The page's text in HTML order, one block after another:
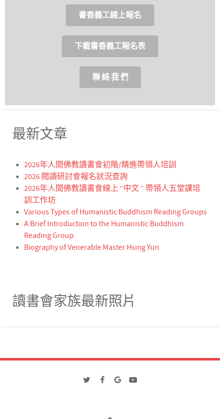
書香義工線上報名
下載書香義工報名表
聯 絡 我 們
最新文章
2026年人間佛教讀書會初階/精進帶領人培訓
2026 閱讀研討會報名狀況查詢
2026年人間佛教讀書會線上 “中文 “ 帶領人五堂課培
訓工作坊
Various Types of Humanistic Buddhism Reading Groups
A Brief Introduction to the Humanistic Buddhism
Reading Group
Biography of Venerable Master Hsing Yun
讀書會家族最新照片